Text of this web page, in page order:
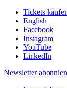
Tickets kaufen
English
Facebook
Instagram
YouTube
LinkedIn
Newsletter